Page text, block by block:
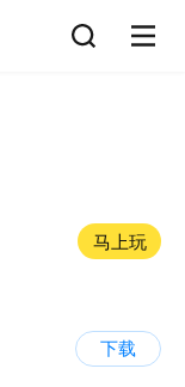
马上玩
下载